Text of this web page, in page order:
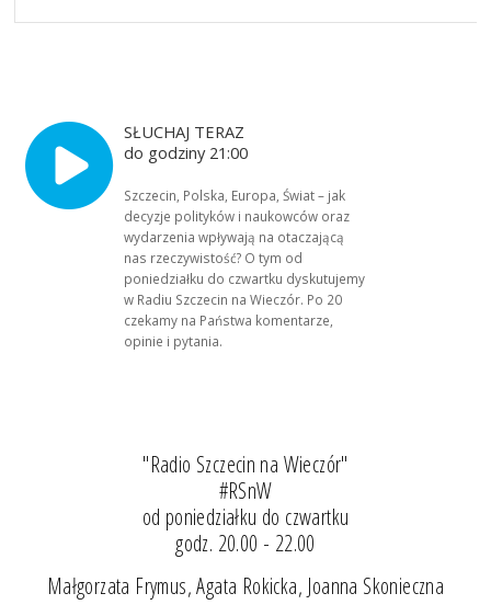
SŁUCHAJ TERAZ
do godziny 21:00
Szczecin, Polska, Europa, Świat – jak
decyzje polityków i naukowców oraz
wydarzenia wpływają na otaczającą
nas rzeczywistość? O tym od
poniedziałku do czwartku dyskutujemy
w Radiu Szczecin na Wieczór. Po 20
czekamy na Państwa komentarze,
opinie i pytania.
"Radio Szczecin na Wieczór"
#RSnW
od poniedziałku do czwartku
godz. 20.00 - 22.00
Małgorzata Frymus, Agata Rokicka, Joanna Skonieczna